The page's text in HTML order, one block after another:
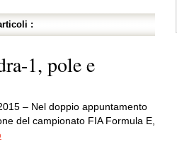
:
1, pole e
– Nel doppio appuntamento
del campionato FIA Formula E,